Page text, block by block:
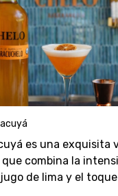
es una exquisita
combina la
de lima y el